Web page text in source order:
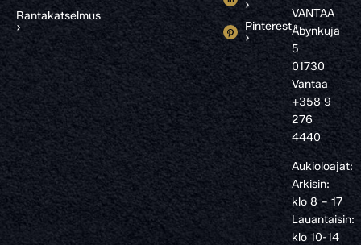
Rantakatselmus
›
›
Pinterest
›
VANTAA
Åbynkuja
5
01730
Vantaa
+358 9
276
4440
Aukioloajat:
Arkisin:
klo 8 – 17
Lauantaisin:
klo 10-14